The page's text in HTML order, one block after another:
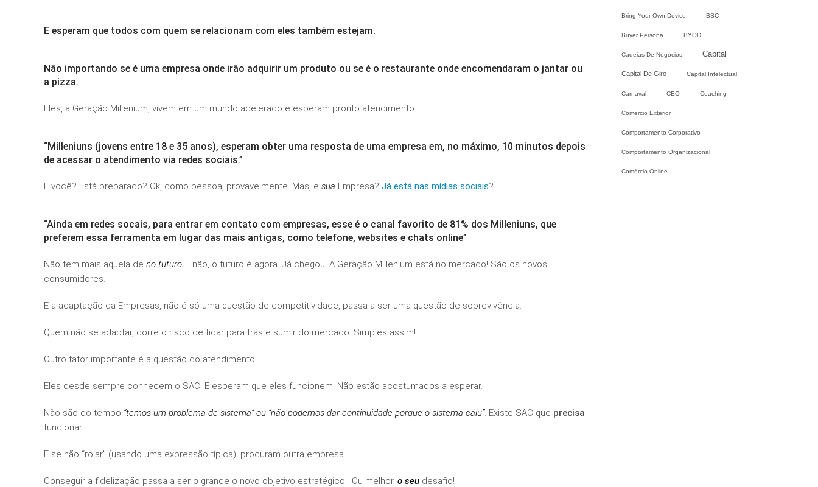
E esperam que todos com quem se relacionam com eles também estejam.
Não importando se é uma empresa onde irão adquirir um produto ou se é o restaurante onde encomendaram o jantar ou
a pizza.
Eles, a Geração Millenium, vivem em um mundo acelerado e esperam pronto atendimento …
“Milleniuns (jovens entre 18 e 35 anos), esperam obter uma resposta de uma empresa em, no máximo, 10 minutos depois
de acessar o atendimento via redes sociais.”
E você? Está preparado? Ok, como pessoa, provavelmente. Mas, e sua Empresa? Já está nas mídias sociais?
“Ainda em redes socais, para entrar em contato com empresas, esse é o canal favorito de 81% dos Milleniuns, que
preferem essa ferramenta em lugar das mais antigas, como telefone, websites e chats online”
Não tem mais aquela de no futuro … não, o futuro é agora. Já chegou! A Geração Millenium está no mercado! São os novos
consumidores.
E a adaptação da Empresas, não é só uma questão de competitividade, passa a ser uma questão de sobrevivência.
Quem não se adaptar, corre o risco de ficar para trás e sumir do mercado. Simples assim!
Outro fator importante é a questão do atendimento.
Eles desde sempre conhecem o SAC. E esperam que eles funcionem. Não estão acostumados a esperar.
Não são do tempo “temos um problema de sistema” ou “não podemos dar continuidade porque o sistema caiu”. Existe SAC que precisa
funcionar.
E se não “rolar” (usando uma expressão típica), procuram outra empresa.
Conseguir a fidelização passa a ser o grande o novo objetivo estratégico. Ou melhor, o seu desafio!
Bring Your Own Device BSC
Buyer Persona BYOD
Cadeias De Negócios Capital
Capital De Giro Capital Intelectual
Carnaval CEO Coaching
Comercio Exterior
Comportamento Corporativo
Comportamento Organizacional
Comércio Online